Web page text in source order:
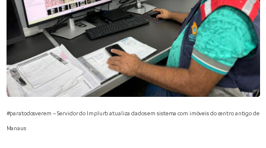
#paratodosverem – Servidor do Implurb atualiza dados em sistema com imóveis do centro antigo de
Manaus